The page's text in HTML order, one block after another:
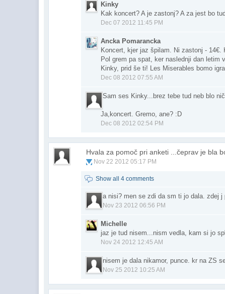
Kinky
Kak koncert? A je zastonj? A za jest bo
Dec 07 2012 11:45 PM
Ancka Pomarancka
Koncert, kjer jaz špilam. Ni zastonj -
Pol grem pa spat, ker naslednji dan letim
Kinky, prid še ti! Les Miserables bomo
Dec 08 2012 07:55 AM
Sam ses Kinky...brez tebe tud neb blo
Ja,koncert. Gremo, ane? :D
Dec 08 2012 02:54 PM
Hvala za pomoč pri anketi ...čeprav je bla
Nov 22 2012 05:17 PM
Show all 4 comments
a nisi? men se zdi da sm ti jo dala. zdej j
Nov 23 2012 06:56 PM
Michelle
jaz je tud nisem...nism vedla, kam si jo
Nov 24 2012 12:45 AM
nisem je dala nikamor, punce. kr na ZS
Nov 25 2012 10:25 AM